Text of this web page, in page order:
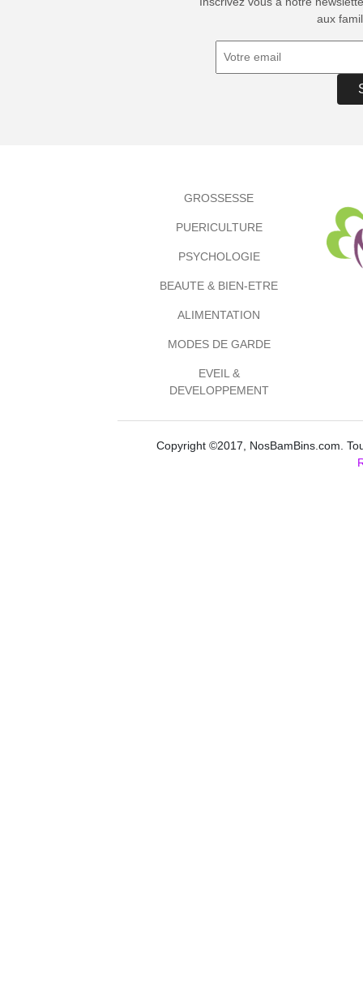
aux
GROSSESSE
PUERICULTURE
PSYCHOLOGIE
BEAUTE & BIEN-ETRE
ALIMENTATION
MODES DE GARDE
EVEIL &
DEVELOPPEMENT
Copyright ©2017, NosBamBins.com.